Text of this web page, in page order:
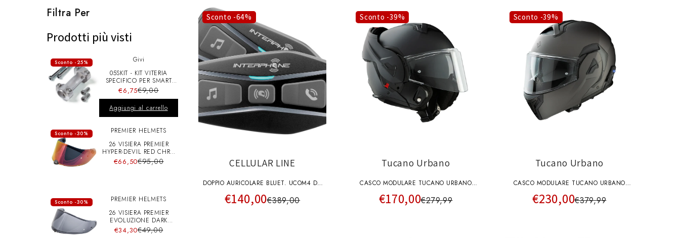
g
a
f
i
c
Filtra Per
Prodotti più visti
Sconto -25%
Givi
05SKIT - KIT VITERIA
SPECIFICO PER SMART
BAR S900A
€6,75€9,00
Aggiungi al carrello
Sconto -30%
PREMIER HELMETS
26 VISIERA PREMIER
HYPER-DEVIL RED CHRO
A+pins
€66,50€95,00
Sconto -30%
PREMIER HELMETS
26 VISIERA PREMIER
EVOLUZIONE DARK
A+pins
€34,30€49,00
Sconto -64%
CELLULAR LINE
DOPPIO AURICOLARE BLUET. UCOM4 DA
CASCO
€140,00€389,00
Sconto -39%
Tucano Urbano
CASCO MODULARE TUCANO URBANO
FASTFLIP NERO OPACO FLIP UP
€170,00€279,99
Sconto -39%
Tucano Urbano
CASCO MODULARE TUCANO URBANO
FASTFLIP BY MIDLAND MATT ANTRACITE
OPACO FLIP UP
€230,00€379,99